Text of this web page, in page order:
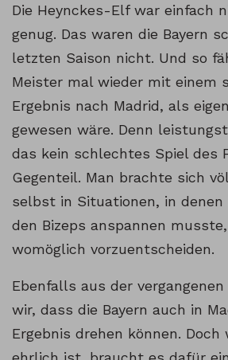
Die Heynckes-Elf war einfach
genug. Das waren die Bayern
letzten Saison nicht. Und so
Meister mal wieder mit einem
Ergebnis nach Madrid, als
gewesen wäre. Denn
das kein schlechtes Spiel des
Gegenteil. Man brachte sich
selbst in Situationen, in denen
den Bizeps anspannen
womöglich vorzuentscheiden.
Ebenfalls aus der
wir, dass die Bayern auch in
Ergebnis drehen können. Doch